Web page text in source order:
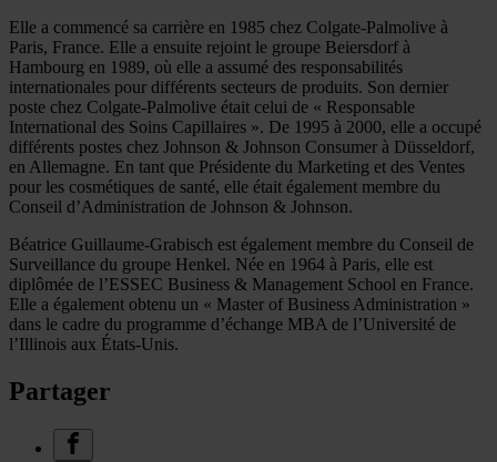
Elle a commencé sa carrière en 1985 chez Colgate-Palmolive à
Paris, France. Elle a ensuite rejoint le groupe Beiersdorf à
Hambourg en 1989, où elle a assumé des responsabilités
internationales pour différents secteurs de produits. Son dernier
poste chez Colgate-Palmolive était celui de « Responsable
International des Soins Capillaires ». De 1995 à 2000, elle a occupé
différents postes chez Johnson & Johnson Consumer à Düsseldorf,
en Allemagne. En tant que Présidente du Marketing et des Ventes
pour les cosmétiques de santé, elle était également membre du
Conseil d’Administration de Johnson & Johnson.
Béatrice Guillaume-Grabisch est également membre du Conseil de
Surveillance du groupe Henkel. Née en 1964 à Paris, elle est
diplômée de l’ESSEC Business & Management School en France.
Elle a également obtenu un « Master of Business Administration »
dans le cadre du programme d’échange MBA de l’Université de
l’Illinois aux États-Unis.
Partager